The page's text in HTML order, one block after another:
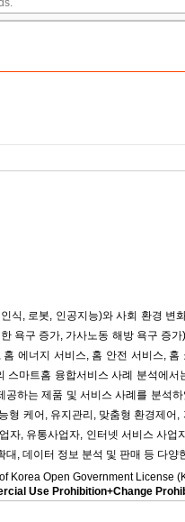
식, 로봇, 인공지능)와 사회 환경 변
욕구 증가, 가사노동 해방 욕구 증
에너지 서비스, 홈 안전 서비스, 홈
마트홈 융합서비스 사례 분석에서
하는 제품 및 서비스 사례를 분석
케어, 유지관리, 맞춤형 환경제어
자, 유통사업자, 인터넷 서비스 사업
, 데이터 정보 분석 및 판매 등 다
Korea Open Government License
Use Prohibition+Change